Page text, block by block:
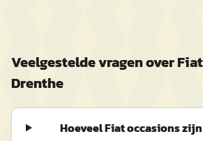
Veelgestelde vragen overFiat
Drenthe
Hoeveel Fiat occasions